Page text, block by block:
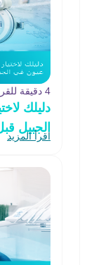
4 دقيقة للقراءة
دليلك
الجبيل
اقرأ المزيد